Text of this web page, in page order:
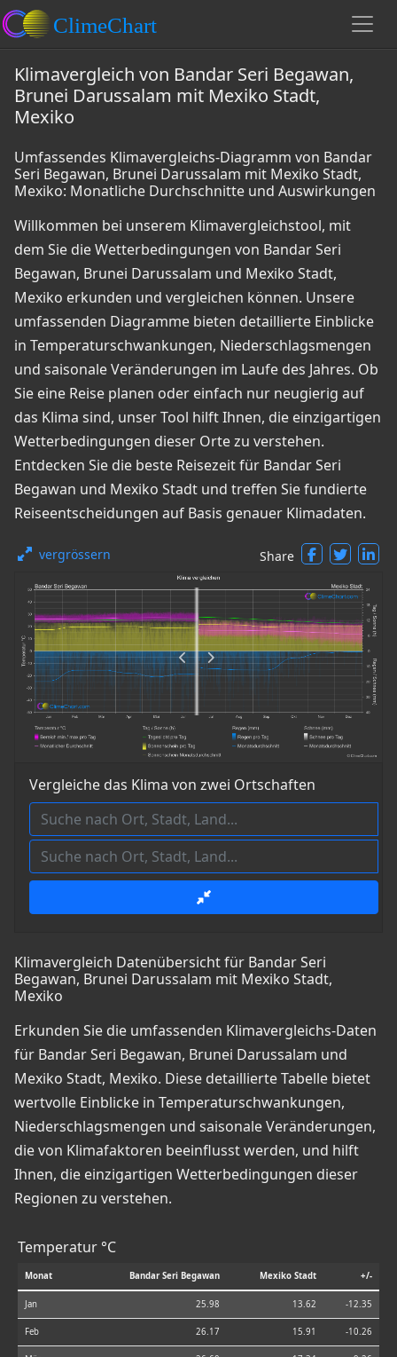
Klimavergleich von Bandar Seri Begawan,
Brunei Darussalam mit Mexiko Stadt,
Mexiko
Umfassendes Klimavergleichs-Diagramm von Bandar
Seri Begawan, Brunei Darussalam mit Mexiko Stadt,
Mexiko: Monatliche Durchschnitte und Auswirkungen
Willkommen bei unserem Klimavergleichstool, mit
dem Sie die Wetterbedingungen von Bandar Seri
Begawan, Brunei Darussalam und Mexiko Stadt,
Mexiko erkunden und vergleichen können. Unsere
umfassenden Diagramme bieten detaillierte Einblicke
in Temperaturschwankungen, Niederschlagsmengen
und saisonale Veränderungen im Laufe des Jahres. Ob
Sie eine Reise planen oder einfach nur neugierig auf
das Klima sind, unser Tool hilft Ihnen, die einzigartigen
Wetterbedingungen dieser Orte zu verstehen.
Entdecken Sie die beste Reisezeit für Bandar Seri
Begawan und Mexiko Stadt und treffen Sie fundierte
Reiseentscheidungen auf Basis genauer Klimadaten.
vergrössern Share
Vergleiche das Klima von zwei Ortschaften
Klimavergleich Datenübersicht für Bandar Seri
Begawan, Brunei Darussalam mit Mexiko Stadt,
Mexiko
Erkunden Sie die umfassenden Klimavergleichs-Daten
für Bandar Seri Begawan, Brunei Darussalam und
Mexiko Stadt, Mexiko. Diese detaillierte Tabelle bietet
wertvolle Einblicke in Temperaturschwankungen,
Niederschlagsmengen und saisonale Veränderungen,
die von Klimafaktoren beeinflusst werden, und hilft
Ihnen, die einzigartigen Wetterbedingungen dieser
Regionen zu verstehen.
Temperatur °C
Monat Bandar Seri Begawan Mexiko Stadt +/-
Jan 25.98 13.62 -12.35
Feb 26.17 15.91 -10.26